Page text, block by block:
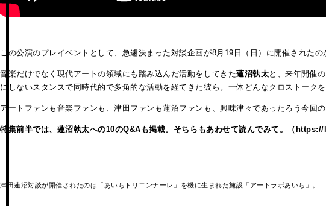
この公演のプレイベントとして、急遽決まった対談企画が8月 19 日（日）に開催されたの
音楽だけでなく現代アートの領域にも踏み込んだ活動をしてきた蓮沼執太と、来年開催の
にしないスタンスで同時代的で多角的な活動を経てきた彼ら。一体どんなクロストーク
アートファンも音楽ファンも、津田ファンも蓮沼ファンも、興味津々であったろう今回
特集前半では、蓮沼執太への10のQ&Aも掲載。そちらもあわせて読んでみて。（
津田蓮沼対談が開催されたのは「あいちトリエンナーレ」を機に生まれた施設「アートラボあいち」。